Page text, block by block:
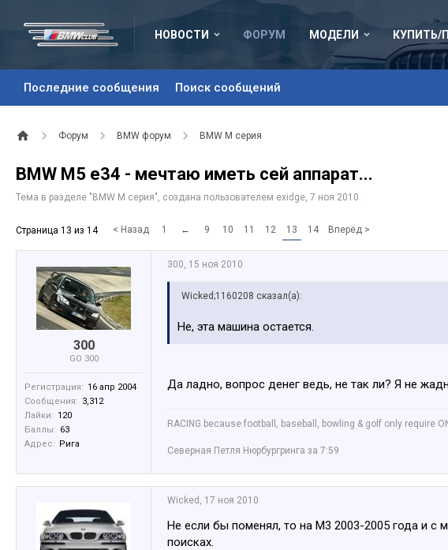
НОВОСТИ ФОРУМ
Последние сообщения Поиск сообщений
МОДЕЛИ КУПИТЬ/
Форум BMW форум BMW M серия
BMW M5 e34 - мечтаю иметь сей аппарат...
Тема в разделе " BMW M серия", создана пользователем exidge, 7 ноя 2010.
Страница 13 из 14 < Назад 1 ← 9 10 11 12 13 14 Вперёд >
300
GO 300
Регистрация: 16 апр 2004
Сообщения: 3,312
Лайки: 120
Баллы: 63
Адрес: Рига
300, 15 ноя 2010
Wicked;1160208 сказал(а):
Не, эта машина остается.
Да ладно, вопрос денег ведь, не так ли? Я не
RACING because football, baseball, bowling & golf only require
Северная Петля Нюрбургринга за 7:59
Wicked , 17 ноя 2010
Не если бы поменял, то на М3 2003-2005 года и
поисках.